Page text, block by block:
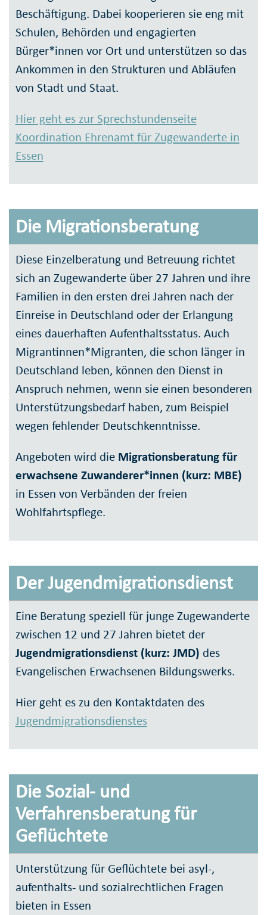
Beschäftigung. Dabei kooperieren sie eng mit
Schulen, Behörden und engagierten
Bürger*innen vor Ort und unterstützen so das
Ankommen in den Strukturen und Abläufen
von Stadt und Staat.
Hier geht es zur Sprechstundenseite
Koordination Ehrenamt für Zugewanderte in
Essen
Die Migrationsberatung
Diese Einzelberatung und Betreuung richtet
sich an Zugewanderte über 27 Jahren und ihre
Familien in den ersten drei Jahren nach der
Einreise in Deutschland oder der Erlangung
eines dauerhaften Aufenthaltsstatus. Auch
Migrantinnen*Migranten, die schon länger in
Deutschland leben, können den Dienst in
Anspruch nehmen, wenn sie einen besonderen
Unterstützungsbedarf haben, zum Beispiel
wegen fehlender Deutschkenntnisse.
Angeboten wird die Migrationsberatung für
erwachsene Zuwanderer*innen (kurz: MBE)
in Essen von Verbänden der freien
Wohlfahrtspflege.
Der Jugendmigrationsdienst
Eine Beratung speziell für junge Zugewanderte
zwischen 12 und 27 Jahren bietet der
Jugendmigrationsdienst (kurz: JMD) des
Evangelischen Erwachsenen Bildungswerks.
Hier geht es zu den Kontaktdaten des
Jugendmigrationsdienstes
Die Sozial- und
Verfahrensberatung für
Geflüchtete
Unterstützung für Geflüchtete bei asyl-,
aufenthalts- und sozialrechtlichen Fragen
bieten in Essen